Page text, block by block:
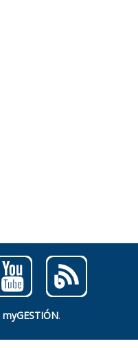
myGESTIÓN.